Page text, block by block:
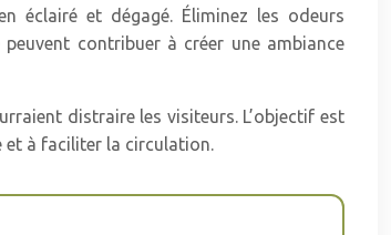
éclairé et dégagé. Éliminez les odeurs
contribuer à créer une ambiance
distraire les visiteurs. L’objectif est
et à faciliter la circulation.